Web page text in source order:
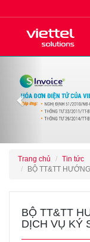
Trang chủ
Tin tức
BỘ TT&TT
BỘ TT&TT
DỊCH VỤ KÝ